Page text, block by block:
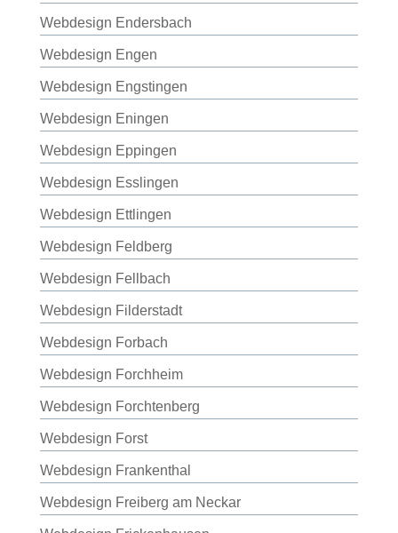
Webdesign Endersbach
Webdesign Engen
Webdesign Engstingen
Webdesign Eningen
Webdesign Eppingen
Webdesign Esslingen
Webdesign Ettlingen
Webdesign Feldberg
Webdesign Fellbach
Webdesign Filderstadt
Webdesign Forbach
Webdesign Forchheim
Webdesign Forchtenberg
Webdesign Forst
Webdesign Frankenthal
Webdesign Freiberg am Neckar